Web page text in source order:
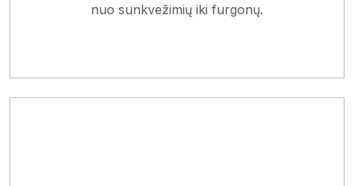
nuo sunkvežimių iki furgonų.